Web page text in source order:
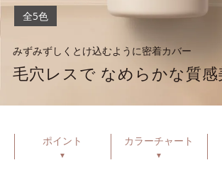
全5色
みずみずしくとけ込むように密着カバー
毛穴レスで なめらかな質感
ポイント
▼
カラーチャート
▼